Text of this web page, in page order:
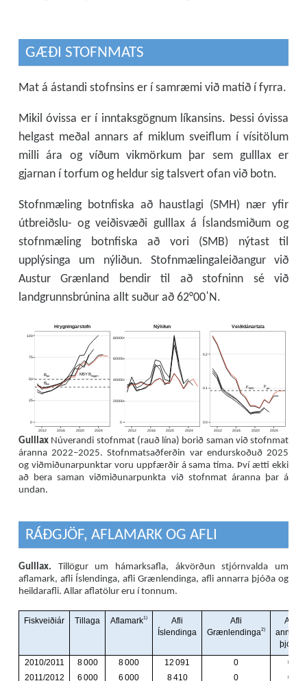
GÆÐI STOFNMATS
Mat á ástandi stofnsins er í samræmi við matið í fyrra.
Mikil óvissa er í inntaksgögnum líkansins. Þessi óvissa
helgast meðal annars af miklum sveiflum í vísitölum
milli ára og víðum vikmörkum þar sem gulllax er
gjarnan í torfum og heldur sig talsvert ofan við botn.
Stofnmæling botnfiska að haustlagi (SMH) nær yfir
útbreiðslu- og veiðisvæði gulllax á Íslandsmiðum og
stofnmæling botnfiska að vori (SMB) nýtast til
upplýsinga um nýliðun. Stofnmælingaleiðangur við
Austur Grænland bendir til að stofninn sé við
landgrunnsbrúnina allt suður að 62°00ˈN.
Blim
Bpa MSY Btrigger
FMSY Fpa
Hrygningarstofn Nýliðun Veiðidánartala
2012 2016 2020 2024 2012 2016 2020 2024 2012 2016 2020 2024
0.0
0.1
0.2
0
20000
40000
60000
80000
0
25
50
75
100
Gulllax Núverandi stofnmat (rauð lína) borið saman við stofnmat
áranna 2022–2025. Stofnmatsaðferðin var endurskoðuð 2025
og viðmiðunarpunktar voru uppfærðir á sama tíma. Því ætti ekki
að bera saman viðmiðunarpunkta við stofnmat áranna þar á
undan.
RÁÐGJÖF, AFLAMARK OG AFLI
Gulllax. Tillögur um hámarksafla, ákvörðun stjórnvalda um
aflamark, afli Íslendinga, afli Grænlendinga, afli annarra þjóða og
heildarafli. Allar aflatölur eru í tonnum.